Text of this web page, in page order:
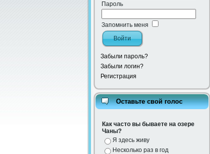
Пароль
Запомнить меня
Забыли пароль?
Забыли логин?
Регистрация
Оставьте свой голос
Как часто вы бываете на озере
Чаны?
Я здесь живу
Несколько раз в год